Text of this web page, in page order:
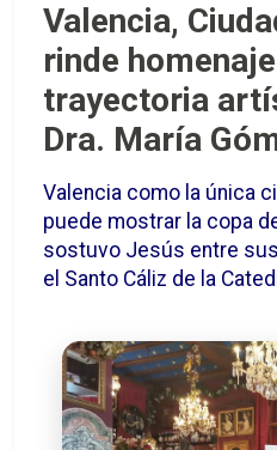
Valencia,
rinde
trayectoria
Dra. María
Valencia como la única
puede mostrar la copa
sostuvo Jesús entre
el Santo Cáliz de la